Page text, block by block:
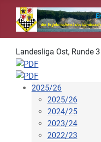
Landesliga Ost, Runde
2025/26
2025/26
2024/25
2023/24
2022/23